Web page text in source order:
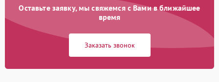
Оставьте заявку, мы свяжемся с Вами в ближайшее
время
Заказать звонок